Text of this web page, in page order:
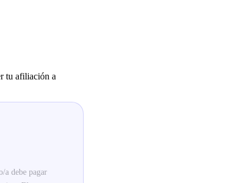
tu afiliación a
a debe pagar